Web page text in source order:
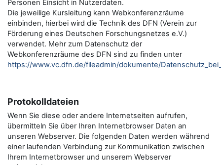
Personen Einsicht in Nutzerdaten.
Die jeweilige Kursleitung kann Webkonferenzräume
einbinden, hierbei wird die Technik des DFN (Verein zur
Förderung eines Deutschen Forschungsnetzes e.V.)
verwendet. Mehr zum Datenschutz der
Webkonferenzräume des DFN sind zu finden unter
https://www.vc.dfn.de/fileadmin/dokumente/
Protokolldateien
Wenn Sie diese oder andere Internetseiten aufrufen,
übermitteln Sie über Ihren Internetbrowser Daten an
unseren Webserver. Die folgenden Daten werden während
einer laufenden Verbindung zur Kommunikation zwischen
Ihrem Internetbrowser und unserem Webserver